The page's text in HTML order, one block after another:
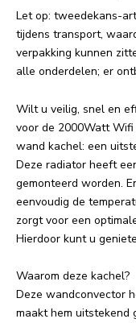
Let op: tweedekans-
tijdens transport,
verpakking kunnen
alle onderdelen; er
Wilt u veilig, snel en
voor de 2000Watt
wand kachel: een
Deze radiator heeft
gemonteerd worden.
eenvoudig de
zorgt voor een
Hierdoor kunt u
Waarom deze kachel?
Deze wandconvector
maakt hem uitstekend